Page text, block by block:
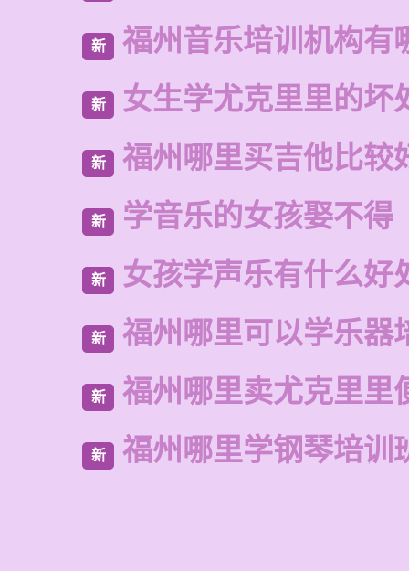
新 福州音乐培训机构有
新 女生学尤克里里的坏
新 福州哪里买吉他比较
新 学音乐的女孩娶不得
新 女孩学声乐有什么好
新 福州哪里可以学乐器
新 福州哪里卖尤克里里
新 福州哪里学钢琴培训